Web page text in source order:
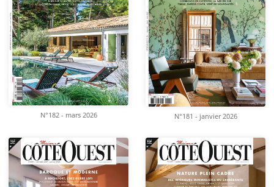
N°182 - mars 2026 N°181 - janvier 2026